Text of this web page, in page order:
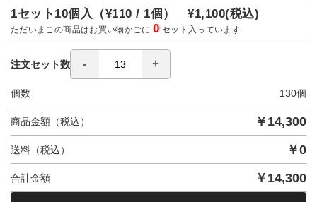
1セット10個入（¥110 / 1個）¥1,100(税込)
ただいまこの商品はお買い物かごに0 セット入っています
注文セット数
個数 130個
商品金額（税込） ￥ 14,300
送料（税込） ￥0
合計金額 ￥ 14,300